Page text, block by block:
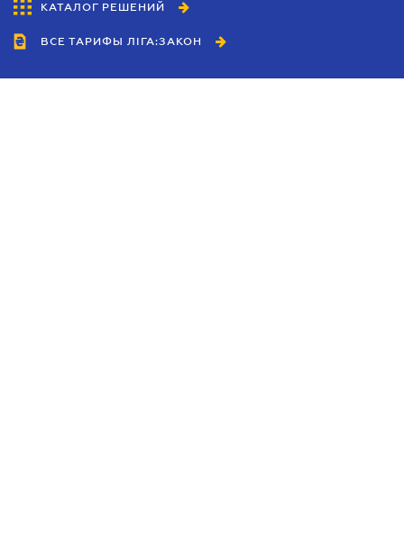
КАТАЛОГ РЕШЕНИЙ
ВСЕ ТАРИФЫ ЛІГА:ЗАКОН